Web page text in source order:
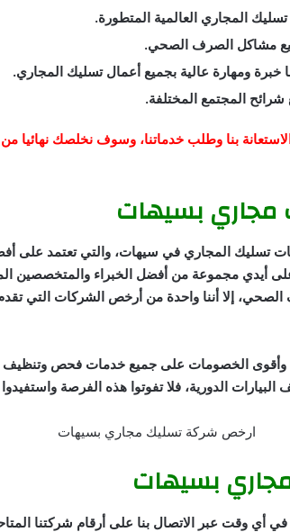
المجاري العالمية المتطورة.
مشاكل الصرف الصحي.
خبرة ومهارة عالية بجميع أعمال تسليك المجاري.
المجتمع المختلفة.
الاستعانة بنا وطلب خدماتنا، وسوف نخلصك نهائيا
بسيهات
تسليك المجاري في سيهات، والتي تعتمد على
وعلى أيدي مجموعة من أفضل الخبراء والمتخصصين
إلا أننا واحدة من أرخص الشركات التي
وأقوى الخصومات على جميع خدمات فحص
الدورية، فلا تفوتوا هذه الفرصة
بسيهات
في أي وقت عبر الاتصال بنا على أرقام شركتنا